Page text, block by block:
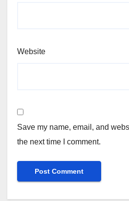
Website
Save my name, email, and
the next time I comment.